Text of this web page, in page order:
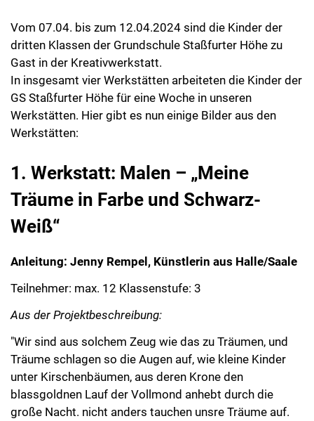
Vom 07.04. bis zum 12.04.2024 sind die Kinder der
dritten Klassen der Grundschule Staßfurter Höhe zu
Gast in der Kreativwerkstatt.
In insgesamt vier Werkstätten arbeiteten die Kinder der
GS Staßfurter Höhe für eine Woche in unseren
Werkstätten. Hier gibt es nun einige Bilder aus den
Werkstätten:
1. Werkstatt: Malen – „Meine
Träume in Farbe und Schwarz-
Weiß“
Anleitung: Jenny Rempel, Künstlerin aus Halle/Saale
Teilnehmer: max. 12 Klassenstufe: 3
Aus der Projektbeschreibung:
"Wir sind aus solchem Zeug wie das zu Träumen, und
Träume schlagen so die Augen auf, wie kleine Kinder
unter Kirschenbäumen, aus deren Krone den
blassgoldnen Lauf der Vollmond anhebt durch die
große Nacht. nicht anders tauchen unsre Träume auf.